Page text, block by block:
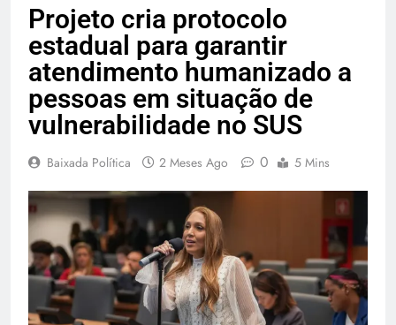
Projeto cria protocolo
estadual para garantir
atendimento humanizado a
pessoas em situação de
vulnerabilidade no SUS
Baixada Política 2 Meses Ago 0 5 Mins